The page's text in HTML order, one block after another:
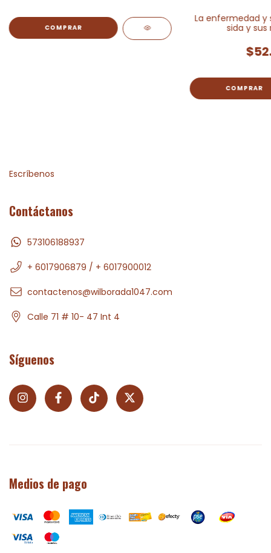
La enfermedad y
sida y
Escríbenos
Contáctanos
573106188937
+ 6017906879 / + 6017900012
contactenos@wilborada1047.com
Calle 71 # 10- 47 Int 4
Síguenos
Medios de pago